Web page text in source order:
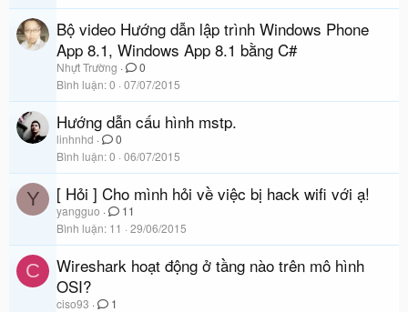
Bộ video Hướng dẫn lập trình Windows Phone
App 8.1, Windows App 8.1 bằng C#
Nhựt Trường
0
Bình luận 0 07/07/2015
Hướng dẫn cấu hình mstp.
linhnhd
0
Bình luận 0 06/07/2015
Y [ Hỏi ] Cho mình hỏi về việc bị hack wifi với ạ!
yangguo
11
Bình luận 11 29/06/2015
C
Wireshark hoạt động ở tầng nào trên mô hình
OSI?
ciso93
1